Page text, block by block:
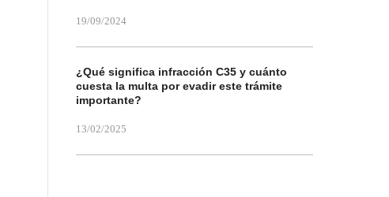
19/09/2024
¿Qué significa infracción C35 y cuánto
cuesta la multa por evadir este trámite
importante?
13/02/2025